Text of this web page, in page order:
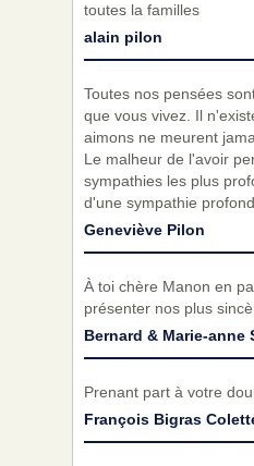
toutes la familles
alain pilon
Toutes nos pensées
que vous vivez. Il
aimons ne meurent
Le malheur de l'avoir
sympathies les plus
d'une sympathie
Geneviève Pilon
À toi chère Manon en
présenter nos plus
Bernard & Marie-anne
Prenant part à votre
François Bigras